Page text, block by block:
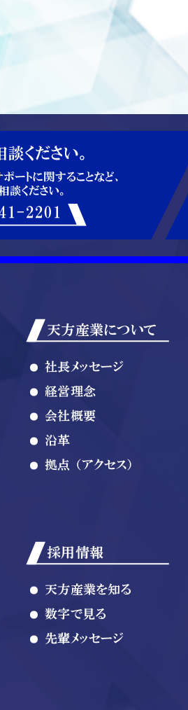
天方産業について
社長メッセージ
経営理念
会社概要
沿革
拠点 （アクセス）
採用情報
天方産業を知る
数字で見る
先輩メッセージ